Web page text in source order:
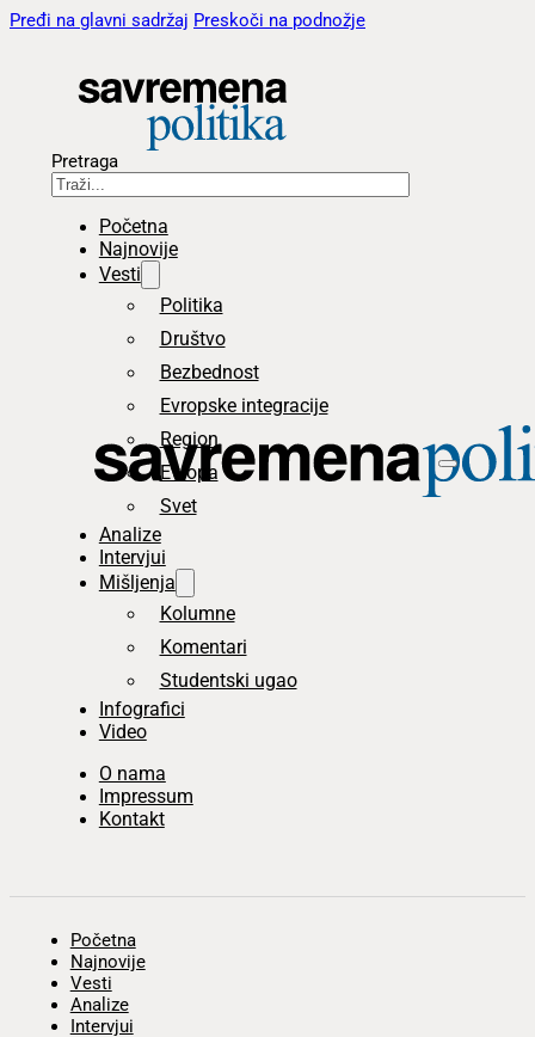
Pređi na glavni sadržaj Preskoči na podnožje
Pretraga
Početna
Najnovije
Vesti
Politika
Društvo
Bezbednost
Evropske integracije
Region
Evropa
Svet
Analize
Intervjui
Mišljenja
Kolumne
Komentari
Studentski ugao
Infografici
Video
O nama
Impressum
Kontakt
Početna
Najnovije
Vesti
Analize
Intervjui